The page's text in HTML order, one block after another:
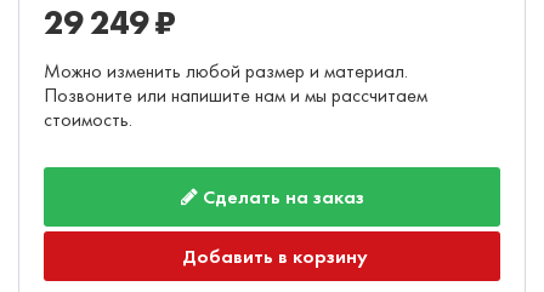
29 249 ₽
Можно изменить любой размер и материал.
Позвоните или напишите нам и мы рассчитаем
стоимость.
Сделать на заказ
Добавить в корзину